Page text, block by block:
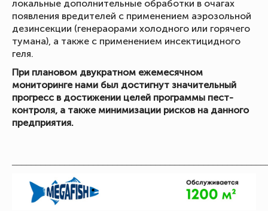
локальные дополнительные обработки в очагах
появления вредителей с применением аэрозольной
дезинсекции (генераорами холодного или горячего
тумана), а также с применением инсектицидного
геля.
При плановом двукратном ежемесячном
мониторинге нами был достигнут значительный
прогресс в достижении целей программы пест-
контроля, а также минимизации рисков на данного
предприятия.